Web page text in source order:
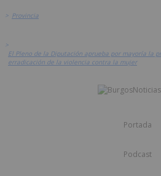
> Provincia
>
El Pleno de la Diputación aprueba por mayoría la
erradicación de la violencia contra la mujer
Portada
Podcast